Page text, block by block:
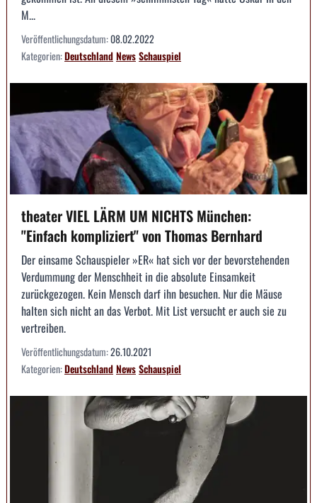
M...
Veröffentlichungsdatum:08.02.2022
Kategorien:DeutschlandNewsSchauspiel
theater VIEL LÄRM UM NICHTS München:
"Einfach kompliziert" von Thomas Bernhard
Der einsame Schauspieler »ER« hat sich vor der bevorstehenden
Verdummung der Menschheit in die absolute Einsamkeit
zurückgezogen. Kein Mensch darf ihn besuchen. Nur die Mäuse
halten sich nicht an das Verbot. Mit List versucht er auch sie zu
vertreiben.
Veröffentlichungsdatum:26.10.2021
Kategorien:DeutschlandNewsSchauspiel